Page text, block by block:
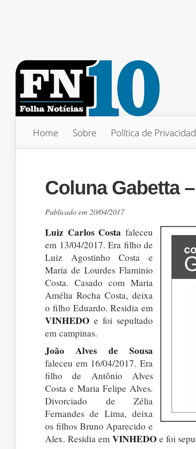
Home Sobre Política de
Coluna Gabetta
Publicado em 20/04/2017
Luiz Carlos Costa faleceu
em 13/04/2017. Era filho de
Luiz Agostinho Costa e
Maria de Lourdes Flaminio
Costa. Casado com Maria
Amélia Rocha Costa, deixa
o filho Eduardo. Residia em
VINHEDO e foi sepultado
em campinas.
João Alves de Sousa
faleceu em 16/04/2017. Era
filho de Antônio Alves
Costa e Maria Felipe Alves.
Divorciado de Zélia
Fernandes de Lima, deixa
os filhos Bruno Aparecido e
Alex. Residia em VINHEDO e foi